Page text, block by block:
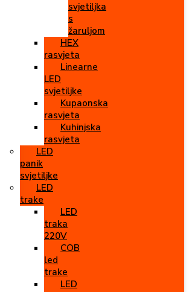
svjetiljka
s
žaruljom
HEX
rasvjeta
Linearne
LED
svjetiljke
Kupaonska
rasvjeta
Kuhinjska
rasvjeta
LED
panik
svjetiljke
LED
trake
LED
traka
220V
COB
led
trake
LED